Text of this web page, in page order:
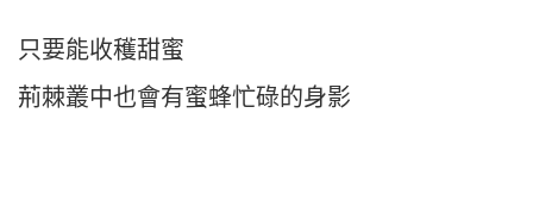
只要能收穫甜蜜
荊棘叢中也會有蜜蜂忙碌的身影